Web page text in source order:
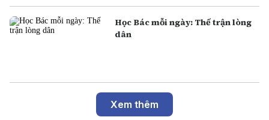
Học Bác mỗi ngày: Thế trận lòng
dân
Xem thêm